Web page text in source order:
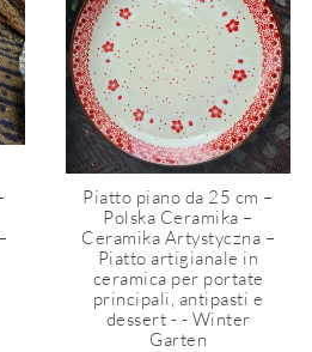
Piatto piano da 25 cm –
Polska Ceramika –
Ceramika Artystyczna –
Piatto artigianale in
ceramica per portate
principali, antipasti e
dessert - - Winter
Garten